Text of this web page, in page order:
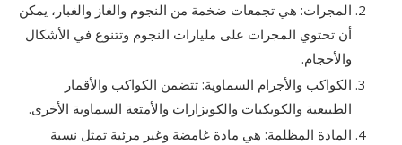
المجرات: هي تجمعات ضخمة من النجوم والغاز والغبار، يمكن
أن تحتوي المجرات على مليارات النجوم وتتنوع في الأشكال
والأحجام.
الكواكب والأجرام السماوية: تتضمن الكواكب والأقمار
الطبيعية والكويكبات والكويزارات والأمتعة السماوية الأخرى.
المادة المظلمة: هي مادة غامضة وغير مرئية تمثل نسبة